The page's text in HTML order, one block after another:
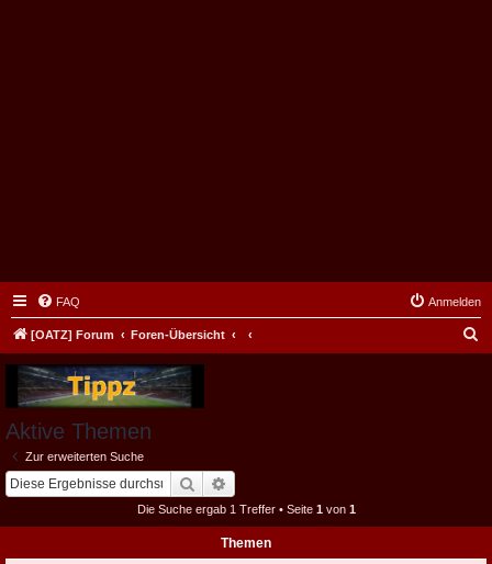
FAQ Anmelden
[OATZ] Forum Foren-Übersicht
Aktive Themen
Zur erweiterten Suche
Suche
Die Suche ergab 1 Treffer • Seite 1von 1
Themen